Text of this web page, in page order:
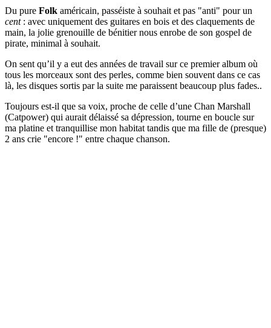
Du pure Folk américain, passéiste à souhait et pas "anti" pour un
cent: avec uniquement des guitares en bois et des claquements de
main, la jolie grenouille de bénitier nous enrobe de son gospel de
pirate, minimal à souhait.
On sent qu’il y a eut des années de travail sur ce premier album où
tous les morceaux sont des perles, comme bien souvent dans ce cas
là, les disques sortis par la suite me paraissent beaucoup plus fades..
Toujours est-il que sa voix, proche de celle d’une Chan Marshall
(Catpower) qui aurait délaissé sa dépression, tourne en boucle sur
ma platine et tranquillise mon habitat tandis que ma fille de (presque)
2 ans crie "encore !" entre chaque chanson.